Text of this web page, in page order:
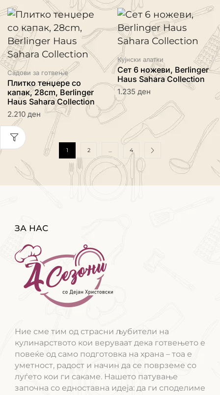
Садови за готвење
Плитко тенџере со
капак, 28cm, Berlinger
Haus Sahara Collection
2.210 ден
Кујнски алатки
Сет 6 ножеви, Berlinger
Haus Sahara Collection
1.235 ден
1 2 … 4
ЗА НАС
Ние сме тим од страсни љубители на
кулинарството кои веруваат дека готвењето е
повеќе од само подготовка на храна – тоа е
уметност, радост и начин да се поврземе со
луѓето кои ги сакаме. Нашето патување
започна со едноставна идеја: да ги споделиме